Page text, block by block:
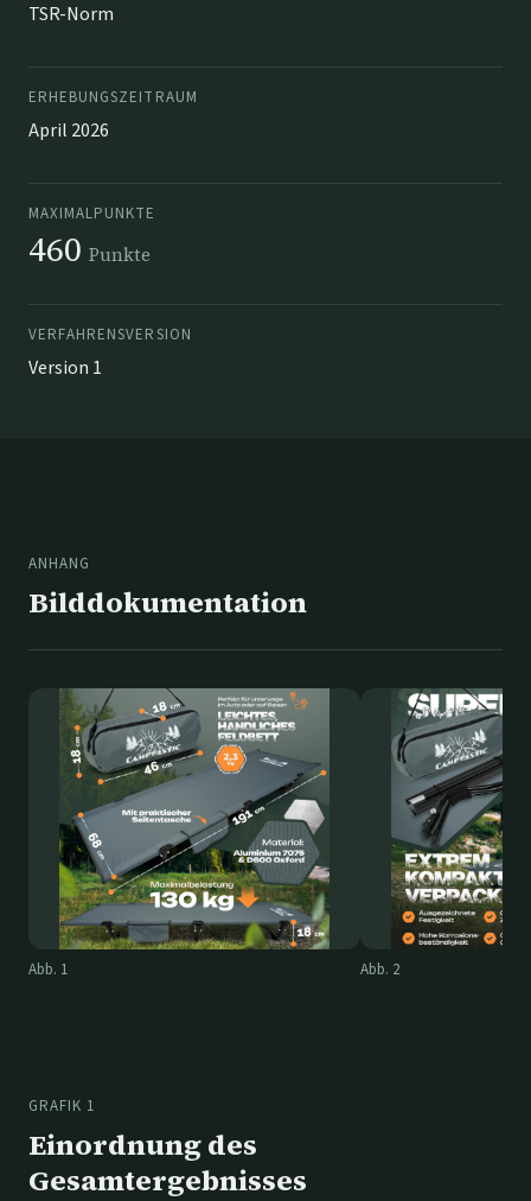
TSR-Norm
ERHEBUNGSZEITRAUM
April 2026
MAXIMALPUNKTE
460 Punkte
VERFAHRENSVERSION
Version 1
ANHANG
Bilddokumentation
Abb. 1 Abb. 2
GRAFIK 1
Einordnung des
Gesamtergebnisses